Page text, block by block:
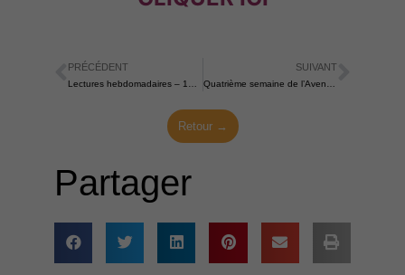
Précédent
PRÉCÉDENT SUIVANT
Retour →
Partager